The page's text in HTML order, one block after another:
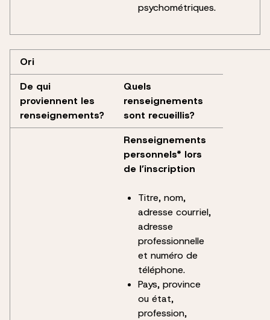
psychométriques.
Ori
De qui
proviennent les
renseignements?
Quels
renseignements
sont recueillis?
Renseignements
personnels* lors
de l’inscription
Titre, nom,
adresse courriel,
adresse
professionnelle
et numéro de
téléphone.
Pays, province
ou état,
profession,